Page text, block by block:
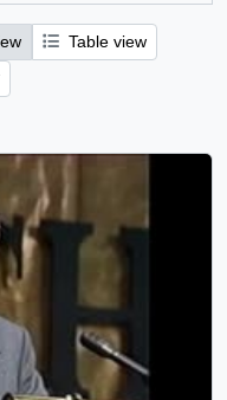
Table view